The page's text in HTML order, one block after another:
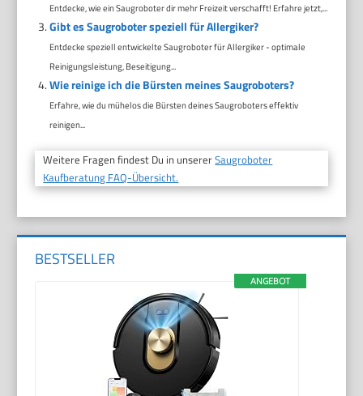
Entdecke, wie ein Saugroboter dir mehr Freizeit verschafft! Erfahre jetzt,...
Gibt es Saugroboter speziell für Allergiker?
Entdecke speziell entwickelte Saugroboter für Allergiker - optimale
Reinigungsleistung, Beseitigung...
Wie reinige ich die Bürsten meines Saugroboters?
Erfahre, wie du mühelos die Bürsten deines Saugroboters effektiv
reinigen...
Weitere Fragen findest Du in unsererSaugroboter
Kaufberatung FAQ-Übersicht.
BESTSELLER
ANGEBOT